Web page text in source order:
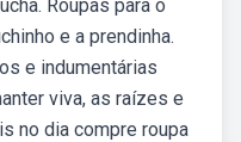
Roupas para o
e a prendinha.
e indumentárias
viva, as raízes e
no dia compre roupa